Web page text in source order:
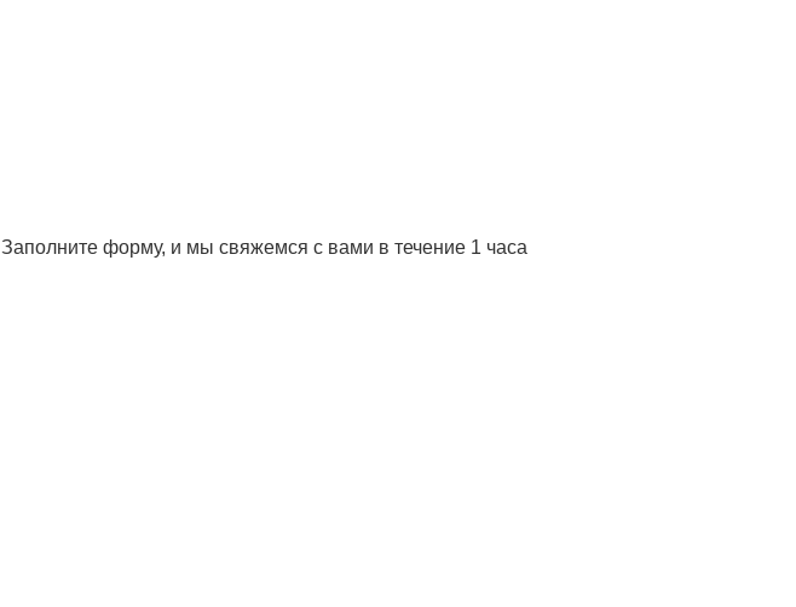
Заполните форму, и мы свяжемся с вами в течение 1 часа